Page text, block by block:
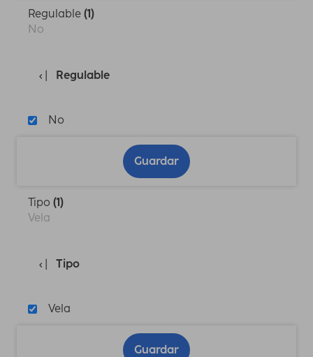
Regulable (1)
No
Regulable
No
Guardar
Tipo (1)
Vela
Tipo
Vela
Guardar